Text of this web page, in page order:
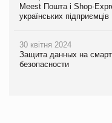
Meest Пошта і Shop-
українських підприємців
30 квітня 2024
Защита данных на
безопасности